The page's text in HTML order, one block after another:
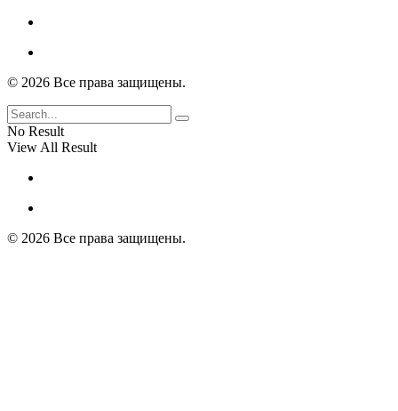
© 2026 Все права защищены.
No Result
View All Result
© 2026 Все права защищены.